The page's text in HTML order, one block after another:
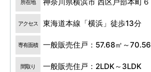
所在地
アクセス 東海道本線「横浜」徒歩13分
専有面積 一般販売住戸：57.68㎡～
間取り 一般販売住戸：2LDK～3LDK